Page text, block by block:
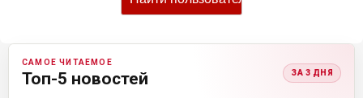
САМОЕ ЧИТАЕМОЕ
Топ-5 новостей ЗА 3 ДНЯ